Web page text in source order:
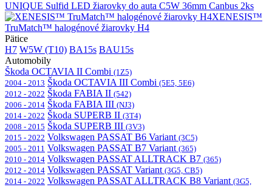
UNIQUE Sulfid LED žiarovky do auta C5W 36mm Canbus 2ks
XENESIS™
TruMatch™ halogénové žiarovky H4
Pätice
H7 W5W (T10) BA15s BAU15s
Automobily
Škoda OCTAVIA II Combi (1Z5)
2004 - 2013 Škoda OCTAVIA III Combi (5E5, 5E6)
2012 - 2022 Škoda FABIA II (542)
2006 - 2014 Škoda FABIA III (NJ3)
2014 - 2022 Škoda SUPERB II (3T4)
2008 - 2015 Škoda SUPERB III (3V3)
2015 - 2022 Volkswagen PASSAT B6 Variant (3C5)
2005 - 2011 Volkswagen PASSAT B7 Variant (365)
2010 - 2014 Volkswagen PASSAT ALLTRACK B7 (365)
2012 - 2014 Volkswagen PASSAT Variant (3G5, CB5)
2014 - 2022 Volkswagen PASSAT ALLTRACK B8 Variant (3G5,